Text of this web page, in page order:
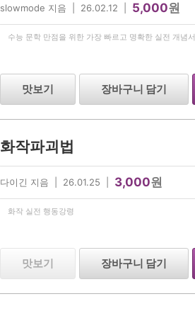
slowmode 지음 | 26.02.12 | 5,000원
수능 문학 만점을 위한 가장 빠르고 명확한 실전 개념서
맛보기 장바구니 담기
화작파괴법
다이긴 지음 | 26.01.25 | 3,000원
화작 실전 행동강령
맛보기 장바구니 담기